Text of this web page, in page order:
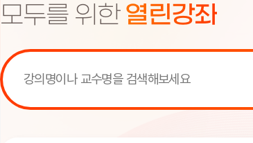
주요통계현황
모두를 위한 열린강좌
[서비스점검]